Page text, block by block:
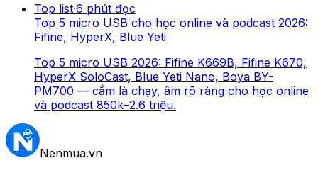
Top list·6 phút đọc
Top 5 micro USB cho học online và podcast 2026:
Fifine, HyperX, Blue Yeti
Top 5 micro USB 2026: Fifine K669B, Fifine K670,
HyperX SoloCast, Blue Yeti Nano, Boya BY-
PM700 — cắm là chạy, âm rõ ràng cho học online
và podcast 850k–2.6 triệu.
Nenmua.vn